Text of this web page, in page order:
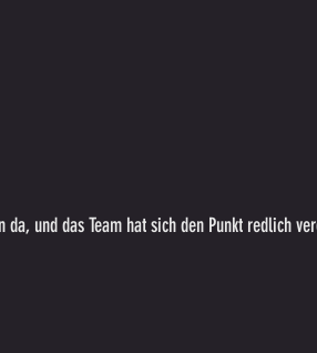
da, und das Team hat sich den Punkt redlich